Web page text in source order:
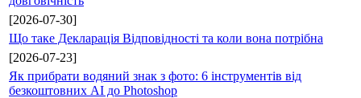
[2026-07-30]
Що таке Декларація Відповідності та коли вона потрібна
[2026-07-23]
Як прибрати водяний знак з фото: 6 інструментів від
безкоштовних AI до Photoshop